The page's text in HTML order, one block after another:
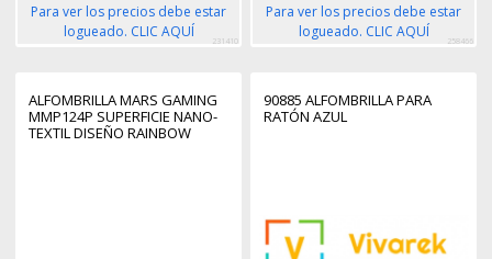
Para ver los precios debe estar
logueado. CLIC AQUÍ
231410
Para ver los precios debe estar
logueado. CLIC AQUÍ
258466
ALFOMBRILLA MARS GAMING
MMP124P SUPERFICIE NANO-
TEXTIL DISEÑO RAINBOW
90885 ALFOMBRILLA PARA
RATÓN AZUL